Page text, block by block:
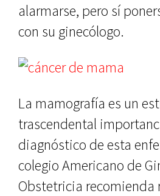
alarmarse, pero sí
con su ginecólogo.
La mamografía es un
trascendental
diagnóstico de esta
colegio Americano de
Obstetricia recomienda